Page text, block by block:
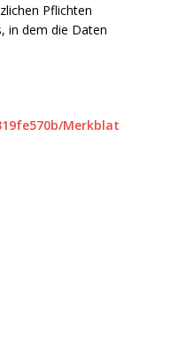
Pflichten
in dem die Daten
Merkblat